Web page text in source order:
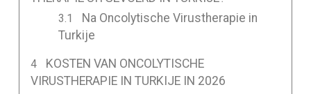
Na Oncolytische Virustherapie in
Turkije
KOSTEN VAN ONCOLYTISCHE
VIRUSTHERAPIE IN TURKIJE IN 2026